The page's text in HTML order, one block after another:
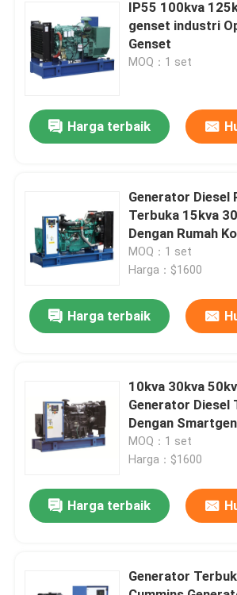
Rumah
Video
Tur Pabrik
Permintaan Penawaran
Generator Diesel Cummins
Generator Diesel Fawde
IP55 100kva
genset industri
Genset
MOQ：1 set
Harga terbaik
Generator Diesel
Terbuka 15kva
Dengan Rumah
MOQ：1 set
Harga：$1600
Harga terbaik
10kva 30kva
Generator Diesel
Dengan
MOQ：1 set
Harga：$1600
Harga terbaik
Generator